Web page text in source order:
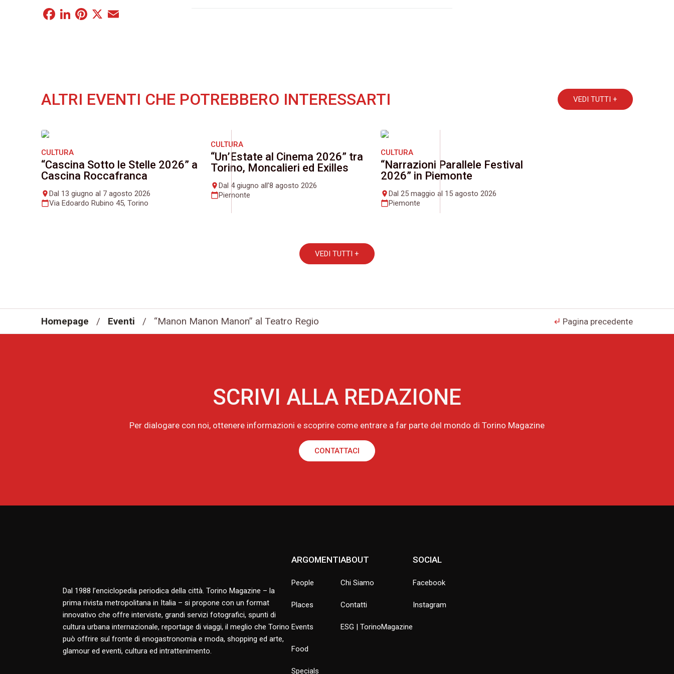
Facebook
LinkedIn
Pinterest
X
ALTRI EVENTI CHE POTREBBERO INTERESSARTI VEDI TUTTI +
CULTURA
“Cascina Sotto le Stelle 2026” a
Cascina Roccafranca
placeDal 13 giugno al 7 agosto 2026
calendar_todayVia Edoardo Rubino 45, Torino
CULTURA
“Un’Estate al Cinema 2026” tra
Torino, Moncalieri ed Exilles
place Dal 4 giugno all’8 agosto 2026
calendar_todayPiemonte
CULTURA
“Narrazioni Parallele Festival
2026” in Piemonte
placeDal 25 maggio al 15 agosto 2026
calendar_todayPiemonte
VEDI TUTTI +
Homepage / Eventi / “Manon Manon Manon” al Teatro Regio subdirectory_arrow_left Pagina precedente
SCRIVI ALLA REDAZIONE
Per dialogare con noi, ottenere informazioni e scoprire come entrare a far parte del mondo di Torino Magazine
CONTATTACI
Dal 1988 l’enciclopedia periodica della città. Torino Magazine – la
prima rivista metropolitana in Italia – si propone con un format
innovativo che offre interviste, grandi servizi fotografici, spunti di
cultura urbana internazionale, reportage di viaggi, il meglio che Torino
può offrire sul fronte di enogastronomia e moda, shopping ed arte,
glamour ed eventi, cultura ed intrattenimento.
ARGOMENTI
People
Places
Events
Food
Specials
ABOUT
Chi Siamo
Contatti
ESG | TorinoMagazine
SOCIAL
Facebook
Instagram